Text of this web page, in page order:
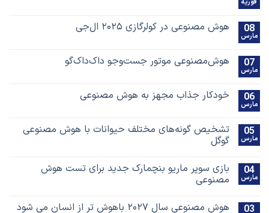
08
مارس
هوش مصنوعی در کولرگازی ۲۰۲۵ ال‌جی
07
مارس
هوش‌مصنوعی موتور جست‌و‌جو داک‌داک‌گو
06
مارس
خودکار جذاب مجهز به هوش مصنوعی
05
مارس
تشخیص گونه‌های مختلف حیوانات با هوش مصنوعی
گوگل
04
مارس
بازی سوپر ماریو بنچمارک جدید برای تست هوش
مصنوعی
03 هوش مصنوعی سال ۲۰۲۷ باهوش تر از انسان می شود